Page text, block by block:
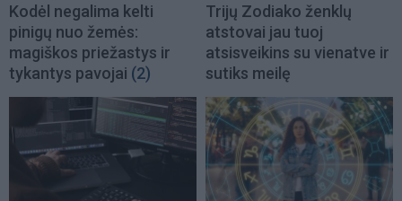
Kodėl negalima kelti
pinigų nuo žemės:
magiškos priežastys ir
tykantys pavojai (2)
Trijų Zodiako ženklų
atstovai jau tuoj
atsisveikins su vienatve ir
sutiks meilę